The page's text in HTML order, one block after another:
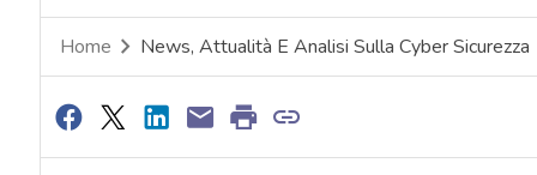
Home News, Attualità E Analisi Sulla Cyber Sicurezza